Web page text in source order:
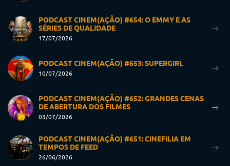
PODCAST CINEM(AÇÃO) #654: O EMMY E AS
SÉRIES DE QUALIDADE
17/07/2026
PODCAST CINEM(AÇÃO) #653: SUPERGIRL
10/07/2026
PODCAST CINEM(AÇÃO) #652: GRANDES CENAS
DE ABERTURA DOS FILMES
03/07/2026
PODCAST CINEM(AÇÃO) #651: CINEFILIA EM
TEMPOS DE FEED
26/06/2026